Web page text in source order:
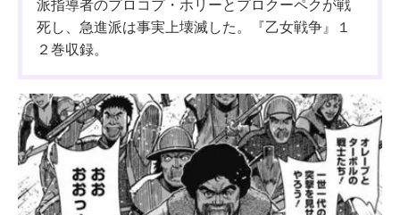
派指導者のプロコプ・ホリーとプロクーペクが戦
死し、急進派は事実上壊滅した。『乙女戦争』１
２巻収録。